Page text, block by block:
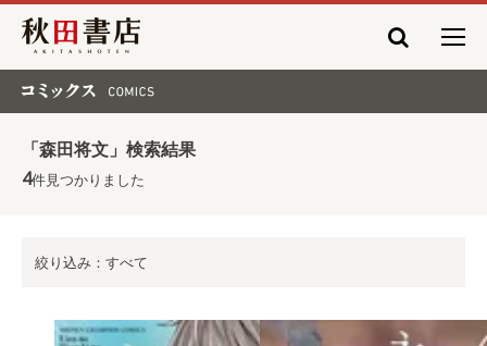
秋田書店
「森田将文」検索結果
4件見つかりました
絞り込み：すべて